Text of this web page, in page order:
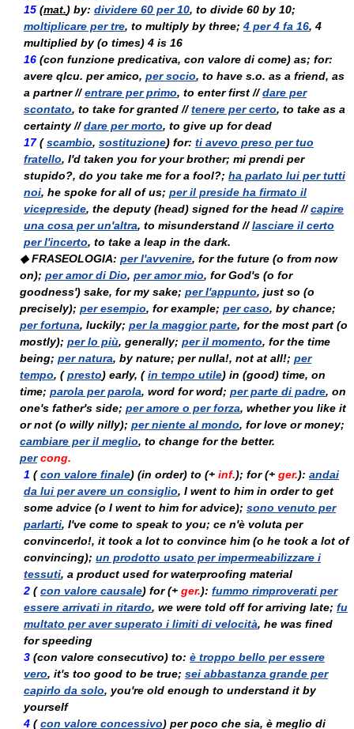
15 (mat.) by: dividere 60 per 10, to divide 60 by 10;
moltiplicare per tre, to multiply by three; 4 per 4 fa 16, 4
multiplied by (o times) 4 is 16
16 (con funzione predicativa, con valore di come) as; for:
avere qlcu. per amico, per socio, to have s.o. as a friend, as
a partner //entrare per primo, to enter first //dare per
scontato, to take for granted //tenere per certo, to take as a
certainty //dare per morto, to give up for dead
17( scambio, sostituzione) for: ti avevo preso per tuo
fratello, I'd taken you for your brother; mi prendi per
stupido?, do you take me for a fool?; ha parlato lui per tutti
noi, he spoke for all of us; per il preside ha firmato il
vicepreside, the deputy (head) signed for the head //capire
una cosa per un'altra, to misunderstand //lasciare il certo
per l'incerto, to take a leap in the dark.
◆ FRASEOLOGIA: per l'avvenire, for the future (o from now
on); per amor di Dio, per amor mio, for God's (o for
goodness') sake, for my sake; per l'appunto, just so (o
precisely); per esempio, for example; per caso, by chance;
per fortuna, luckily; per la maggior parte, for the most part (o
mostly); per lo più, generally; per il momento, for the time
being; per natura, by nature; per nulla!, not at all!; per
tempo, ( presto) early, ( in tempo utile) in (good) time, on
time; parola per parola, word for word; per parte di padre, on
one's father's side; per amore o per forza, whether you like it
or not (o willy nilly); per niente al mondo, for love or money;
cambiare per il meglio, to change for the better.
per cong.
1 ( con valore finale) (in order) to (+ inf.); for (+ ger.): andai
da lui per avere un consiglio, I went to him in order to get
some advice (o I went to him for advice); sono venuto per
parlarti, I've come to speak to you; ce n'è voluta per
convincerlo!, it took a lot to convince him (o he took a lot of
convincing); un prodotto usato per impermeabilizzare i
tessuti, a product used for waterproofing material
2 ( con valore causale) for (+ ger.): fummo rimproverati per
essere arrivati in ritardo, we were told off for arriving late; fu
multato per aver superato i limiti di velocità, he was fined
for speeding
3 (con valore consecutivo) to: è troppo bello per essere
vero, it's too good to be true; sei abbastanza grande per
capirlo da solo, you're old enough to understand it by
yourself
4 ( con valore concessivo) per poco che sia, è meglio di